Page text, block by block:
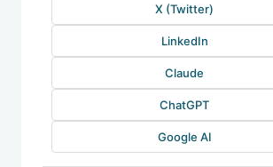
X (Twitter)
LinkedIn
Claude
ChatGPT
Google AI